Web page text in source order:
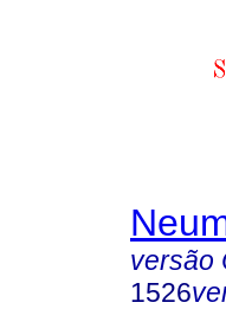
versão
1526